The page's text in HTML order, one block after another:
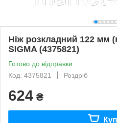
Ніж розкладний 122 мм
SIGMA (4375821)
Готово до відправки
Код: 4375821
Роздріб
624 ₴